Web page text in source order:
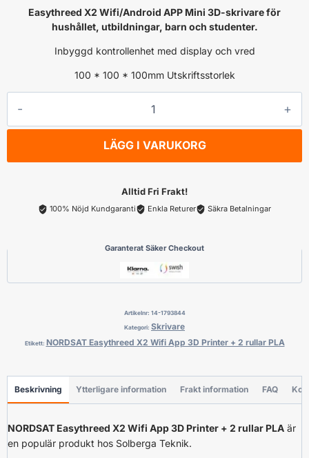
Easythreed X2 Wifi/Android APP Mini 3D-skrivare för
hushållet, utbildningar, barn och studenter.
Inbyggd kontrollenhet med display och vred
100 * 100 * 100mm Utskriftsstorlek
Wifi
3D
Printer
2
rullar
PLA
LÄGG I VARUKORG
Alltid Fri Frakt!
100% Nöjd Kundgaranti Enkla Returer Säkra Betalningar
Garanterat Säker Checkout
Artikelnr: 14-1793844
Kategori: Skrivare
Etikett: NORDSAT Easythreed X2 Wifi App 3D Printer + 2 rullar PLA
Beskrivning Ytterligare information Frakt information FAQ
NORDSAT Easythreed X2 Wifi App 3D Printer + 2 rullar PLA är
en populär produkt hos Solberga Teknik.